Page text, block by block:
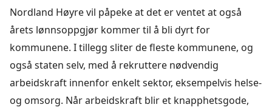
Nordland Høyre vil påpeke at det er ventet at også
årets lønnsoppgjør kommer til å bli dyrt for
kommunene. I tillegg sliter de fleste kommunene, og
også staten selv, med å rekruttere nødvendig
arbeidskraft innenfor enkelt sektor, eksempelvis helse-
og omsorg. Når arbeidskraft blir et knapphetsgode,